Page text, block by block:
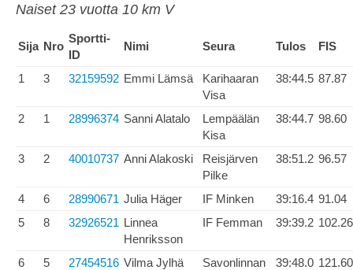
Naiset 23 vuotta 10 km V
Sija Nro
Sportti-
ID
Nimi Seura Tulos FIS
1 3 32159592 Emmi Lämsä
Karihaaran
Visa
38:44.5 87.87
2 1 28996374 Sanni Alatalo
Lempäälän
Kisa
38:44.7 98.60
3 2 40010737 Anni Alakoski
Reisjärven
Pilke
38:51.2 96.57
4 6 28990671 Julia Häger IF Minken 39:16.4 91.04
5
8 32926521 Linnea
Henriksson
IF Femman 39:39.2 102.26
6 5 27454516 Vilma Jylhä
Savonlinnan
39:48.0 121.60